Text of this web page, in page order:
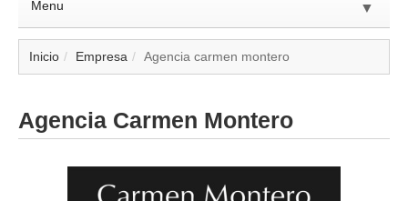
Menu ▼
▼
Inicio Empresa Agencia carmen montero
Agencia Carmen Montero